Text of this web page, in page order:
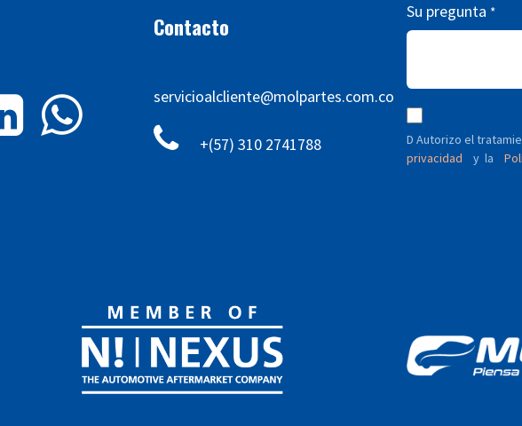
Contacto
servicioalcliente@molpartes.com.co
+(57) 310 2741788
Su pregunta *
D Autorizo ​​el
privacidad
y la